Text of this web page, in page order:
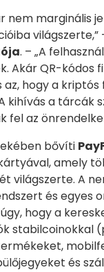
nem marginális
világszerte,”
. – „A
Akár QR-kódos
az, hogy a
kihívás a tárcák
fel az
bővíti
amely
világszerte. A
és egyes
hogy a
stabilcoinokkal
és